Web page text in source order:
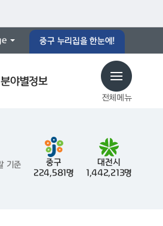
중구 누리집을 한눈에!
전체메뉴
분야별정보
기준
중구
224,581명
대전시
1,442,213명
폐기물스티커 폐기물